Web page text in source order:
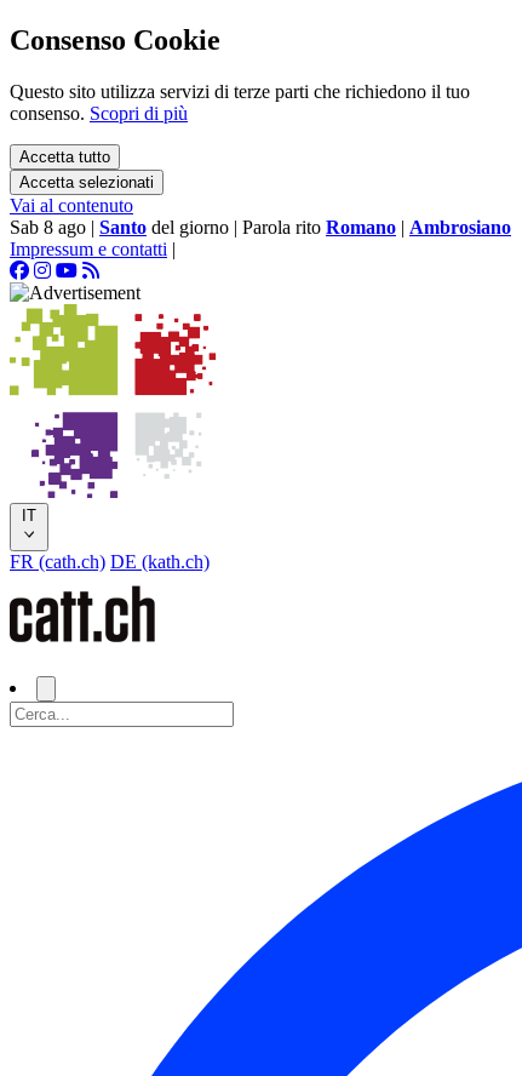
Consenso Cookie
Questo sito utilizza servizi di terze parti che richiedono il tuo
consenso. Scopri di più
Accetta tutto
Accetta selezionati
Vai al contenuto
Sab 8 ago | Santo del giorno | Parola rito Romano | Ambrosiano
Impressum e contatti |
IT
FR (cath.ch) DE (kath.ch)